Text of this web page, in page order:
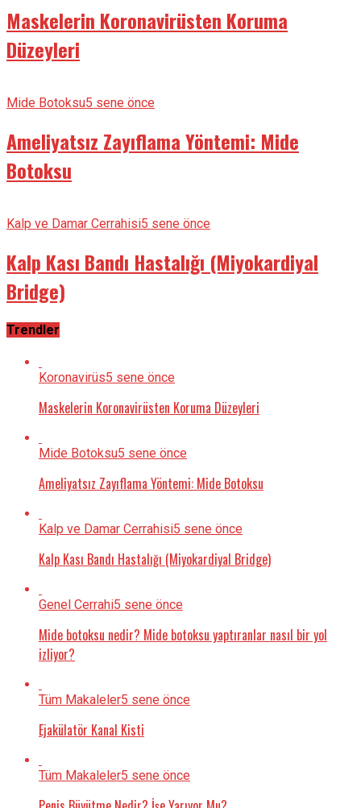
Maskelerin Koronavirüsten Koruma
Düzeyleri
Mide Botoksu5 sene önce
Ameliyatsız Zayıflama Yöntemi: Mide
Botoksu
Kalp ve Damar Cerrahisi5 sene önce
Kalp Kası Bandı Hastalığı (Miyokardiyal
Bridge)
Trendler
Koronavirüs5 sene önce
Maskelerin Koronavirüsten Koruma Düzeyleri
Mide Botoksu5 sene önce
Ameliyatsız Zayıflama Yöntemi: Mide Botoksu
Kalp ve Damar Cerrahisi5 sene önce
Kalp Kası Bandı Hastalığı (Miyokardiyal Bridge)
Genel Cerrahi5 sene önce
Mide botoksu nedir? Mide botoksu yaptıranlar nasıl bir yol
izliyor?
Tüm Makaleler5 sene önce
Ejakülatör Kanal Kisti
Tüm Makaleler5 sene önce